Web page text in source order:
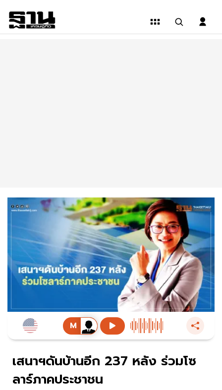
เสนาฯดันบ้านอีก 237 หลัง ร่วมโซ
ลาร์ภาคประชาชน